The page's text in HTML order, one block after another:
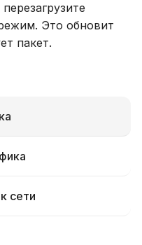
Это обновит
пакет.
сети